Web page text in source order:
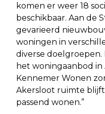
komen er weer 18
beschikbaar. Aan de
gevarieerd
woningen in
diverse doelgroepen.
het woningaanbod in
Kennemer Wonen
Akersloot ruimte
passend wonen.”